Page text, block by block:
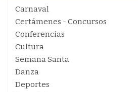
Carnaval
Certámenes - Concursos
Conferencias
Cultura
Semana Santa
Danza
Deportes